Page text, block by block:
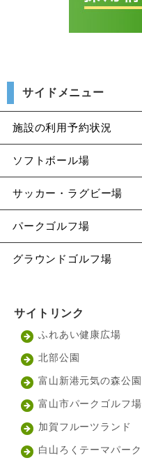
サイドメニュー
施設の利用予約状況
ソフトボール場
サッカー・ラグビー場
パークゴルフ場
グラウンドゴルフ場
サイトリンク
ふれあい健康広場
北部公園
富山新港元気の森公園
富山市パークゴルフ場
加賀フルーツランド
白山ろくテーマパーク